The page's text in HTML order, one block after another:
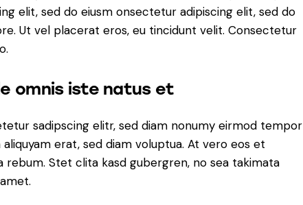
elit, sed do eiusm onsectetur adipiscing elit, sed do
Ut vel placerat eros, eu tincidunt velit. Consectetur
omnis iste natus et
sadipscing elitr, sed diam nonumy eirmod tempor
erat, sed diam voluptua. At vero eos et
Stet clita kasd gubergren, no sea takimata